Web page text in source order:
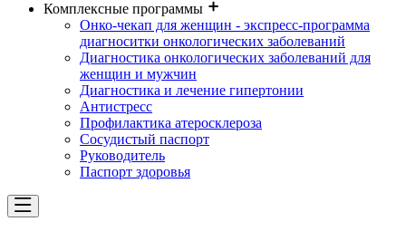
Комплексные программы
Онко-чекап для женщин - экспресс-программа
диагноситки онкологических заболеваний
Диагностика онкологических заболеваний для
женщин и мужчин
Диагностика и лечение гипертонии
Антистресс
Профилактика атеросклероза
Сосудистый паспорт
Руководитель
Паспорт здоровья